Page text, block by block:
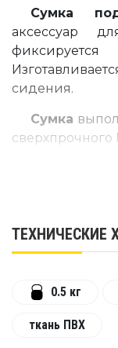
Сумка
аксессуар
сидения.
Сумка
ТЕХНИЧЕСКИЕ
0.5 кг
ткань ПВХ